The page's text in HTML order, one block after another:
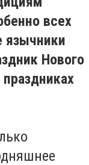
всех
язычники
Нового